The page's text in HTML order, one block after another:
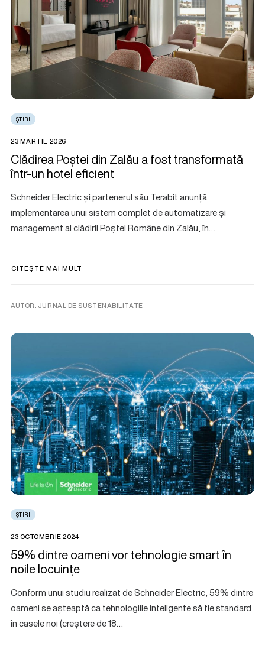
ȘTIRI
23 MARTIE 2026
Clădirea Poștei din Zalău a fost transformată
într-un hotel eficient
Schneider Electric și partenerul său Terabit anunță
implementarea unui sistem complet de automatizare și
management al clădirii Poștei Române din Zalău, în…
CITEȘTE MAI MULT
AUTOR. JURNAL DE SUSTENABILITATE
ȘTIRI
23 OCTOMBRIE 2024
59% dintre oameni vor tehnologie smart în
noile locuințe
Conform unui studiu realizat de Schneider Electric, 59% dintre
oameni se așteaptă ca tehnologiile inteligente să fie standard
în casele noi (creștere de 18…